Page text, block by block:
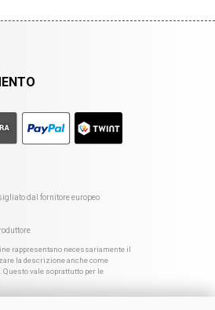
dal fornitore europeo
rappresentano necessariamente il
la descrizione anche come
vale soprattutto per le